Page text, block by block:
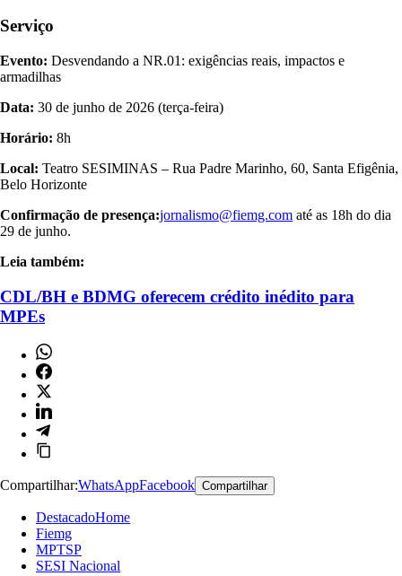
Serviço
Evento: Desvendando a NR.01: exigências reais, impactos e
armadilhas
Data: 30 de junho de 2026 (terça-feira)
Horário: 8h
Local: Teatro SESIMINAS – Rua Padre Marinho, 60, Santa Efigênia,
Belo Horizonte
Confirmação de presença:jornalismo@fiemg.com até as 18h do dia
29 de junho.
Leia também:
CDL/BH e BDMG oferecem crédito inédito para
MPEs
Compartilhar:WhatsAppFacebook Compartilhar
DestacadoHome
Fiemg
MPTSP
SESI Nacional